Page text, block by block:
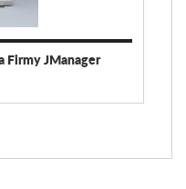
Firmy JManager